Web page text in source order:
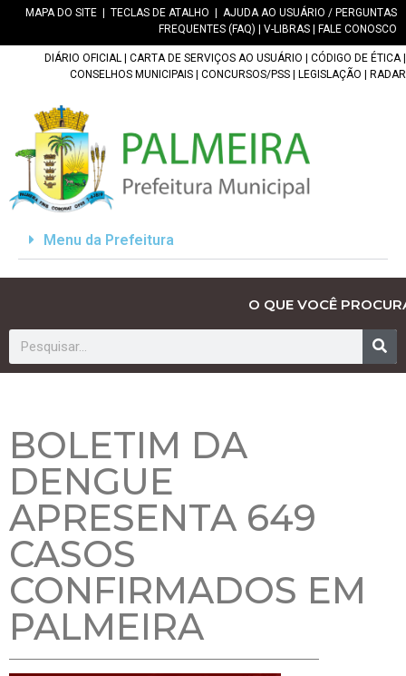
MAPA DO SITE TECLAS DE ATALHO
AJUDA AO USUÁRIO / PERGUNTAS
FREQUENTES (FAQ)
V-LIBRAS FALE CONOSCO
DIÁRIO OFICIAL CARTA DE SERVIÇOS AO USUÁRIO CÓDIGO DE ÉTICA|
CONSELHOS MUNICIPAIS
CONCURSOS/PSS LEGISLAÇÃO RADAR
Menu da Prefeitura
O QUE VOCÊ
BOLETIM DA
DENGUE
APRESENTA 649
CASOS
CONFIRMADOS EM
PALMEIRA